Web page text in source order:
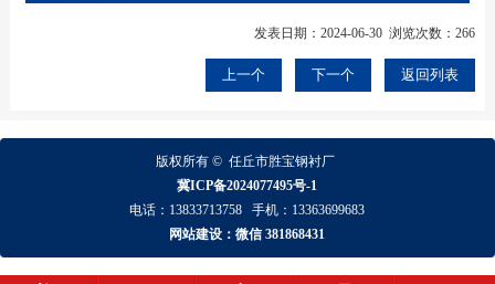
发表日期：2024-06-30 浏览次数：266
上一个 下一个 返回列表
版权所有 ©任丘市胜宝钢衬厂
冀ICP备2024077495号-1
电话： 13833713758 手机： 13363699683
网站建设：微信 381868431